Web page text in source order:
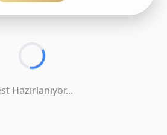
Hazırlanıyor...